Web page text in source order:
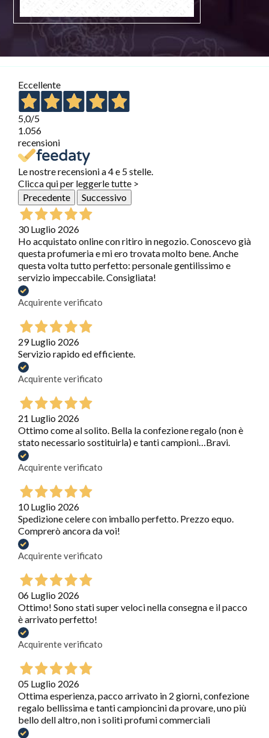
Eccellente
5,0/5
1.056
recensioni
Le nostre recensioni a 4 e 5 stelle.
Clicca qui per leggerle tutte >
Precedente
Successivo
30 Luglio 2026
Ho acquistato online con ritiro in negozio. Conoscevo già
questa profumeria e mi ero trovata molto bene. Anche
questa volta tutto perfetto: personale gentilissimo e
servizio impeccabile. Consigliata!
Acquirente verificato
29 Luglio 2026
Servizio rapido ed efficiente.
Acquirente verificato
21 Luglio 2026
Ottimo come al solito. Bella la confezione regalo (non è
stato necessario sostituirla) e tanti campioni…Bravi.
Acquirente verificato
10 Luglio 2026
Spedizione celere con imballo perfetto. Prezzo equo.
Comprerò ancora da voi!
Acquirente verificato
06 Luglio 2026
Ottimo! Sono stati super veloci nella consegna e il pacco
è arrivato perfetto!
Acquirente verificato
05 Luglio 2026
Ottima esperienza, pacco arrivato in 2 giorni, confezione
regalo bellissima e tanti campioncini da provare, uno più
bello dell altro, non i soliti profumi commerciali